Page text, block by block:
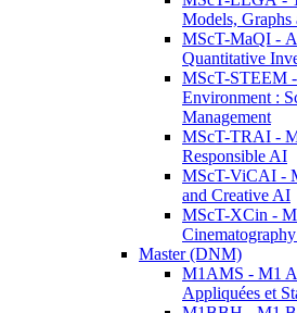
Models,
MScT-MaQI -
Quantitative
MScT-STEEM
Environment :
Management
MScT-TRAI -
Responsible AI
MScT-ViCAI -
and Creative AI
MScT-XCin -
Master (DNM)
M1AMS - M1
Appliquées et